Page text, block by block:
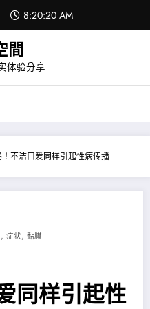
8:20:20 AM
間
体验分享
不洁口爱同样引起性病传播
, 症状, 黏膜
同样引起性